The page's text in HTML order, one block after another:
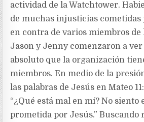
actividad de la Watchtower.
de muchas injusticias cometidas
en contra de varios miembros de
Jason y Jenny comenzaron a
absoluto que la organización
miembros. En medio de la
las palabras de Jesús en Mateo
“¿Qué está mal en mí? No siento
prometida por Jesús.” Buscando